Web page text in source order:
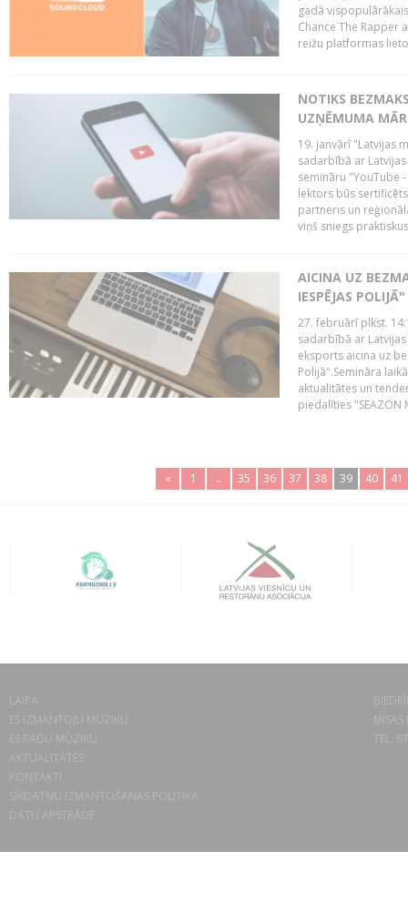
gadā
Chance The Rapper
reižu platformas
NOTIKS
UZŅĒMUMA
19. janvārī "Latvijas
sadarbībā ar
semināru "YouTube
lektors būs
partneris un
viņš sniegs
AICINA UZ
IESPĒJAS POLIJĀ"
27. februārī plkst.
sadarbībā ar
eksports aicina uz
Polijā".Semināra
aktualitātes un
piedalīties "SEAZON
« 1 .. 35 36 37 38 39 40 41
LAIPA
ES IZMANTOJU MŪZIKU
ES RADU MŪZIKU
AKTUALITĀTES
KONTAKTI
SĪKDATŅU IZMANTOŠANAS POLITIKA
DATU APSTRĀDE
TEL.